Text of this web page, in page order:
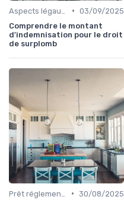
• 03/09/2025
Comprendre le montant
d'indemnisation pour le droit
de surplomb
• 30/08/2025